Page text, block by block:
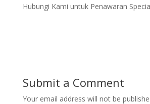
Hubungi Kami untuk Penawaran
Submit a Comment
Your email address will not be